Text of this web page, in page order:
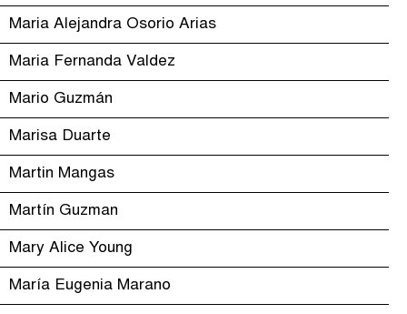
Maria Alejandra Osorio Arias
Maria Fernanda Valdez
Mario Guzmán
Marisa Duarte
Martin Mangas
Martín Guzman
Mary Alice Young
María Eugenia Marano